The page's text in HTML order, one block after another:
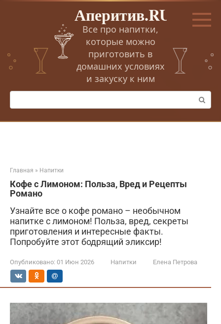
Перейти
Аперитив.RU
Все про напитки,
которые можно
приготовить в
домашних условиях
и закуску к ним
Поиск:
Главная » Напитки
Кофе с Лимоном: Польза, Вред и Рецепты
Романо
Узнайте все о кофе романо – необычном
напитке с лимоном! Польза, вред, секреты
приготовления и интересные факты.
Попробуйте этот бодрящий эликсир!
Опубликовано: 01 Июн 2026 Напитки Елена Петрова